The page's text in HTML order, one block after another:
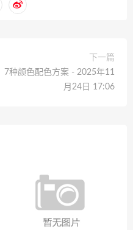
下一篇
7种颜色配色方案 - 2025年11
月24日 17:06